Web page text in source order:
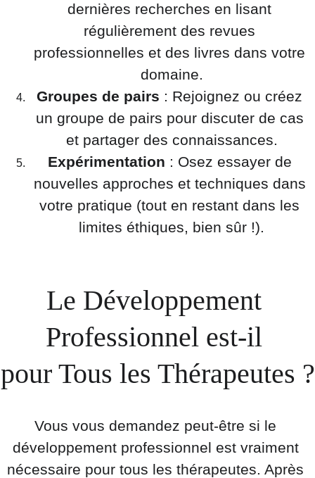
dernières recherches en lisant
régulièrement des revues
professionnelles et des livres dans votre
domaine.
Groupes de pairs : Rejoignez ou créez
un groupe de pairs pour discuter de cas
et partager des connaissances.
Expérimentation : Osez essayer de
nouvelles approches et techniques dans
votre pratique (tout en restant dans les
limites éthiques, bien sûr !).
Le Développement
Professionnel est-il
pour Tous les Thérapeutes ?
Vous vous demandez peut-être si le
développement professionnel est vraiment
nécessaire pour tous les thérapeutes. Après